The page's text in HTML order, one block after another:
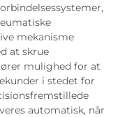
mekanisme
at skrue
mulighed for at
i stedet for
automatisk, når